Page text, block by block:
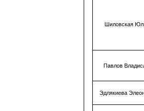
Шиловская
Павлов
Эдлякиева